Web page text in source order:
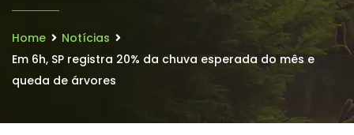
Home
Notícias
Em 6h, SP registra 20% da chuva esperada do mês e
queda de árvores